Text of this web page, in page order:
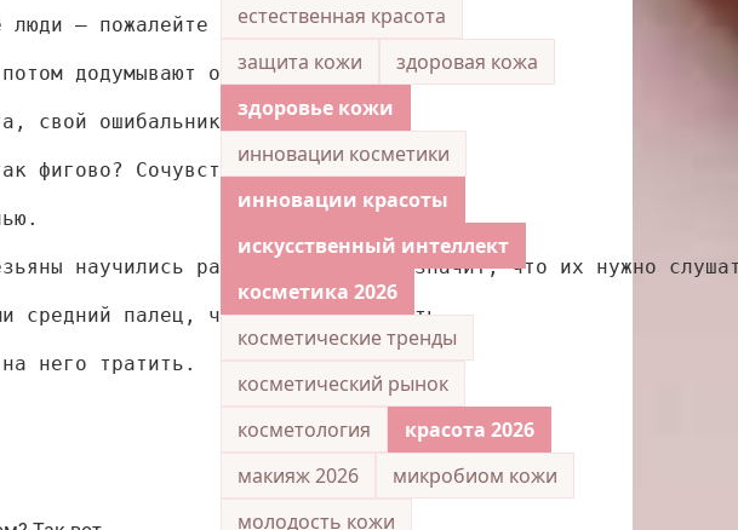
люди – пожалейте их.
додумывают остатком мозга.
свой ошибальник.
фигово? Сочувствую.
научились разговаривать, не значит, что их нужно
средний палец, чтобы отблагодарить.
него тратить.
естественная красота
защита кожи
здоровая кожа
здоровье кожи
инновации косметики
инновации красоты
искусственный интеллект
косметика 2026
косметические тренды
косметический рынок
косметология
красота 2026
макияж 2026
микробиом кожи
молодость кожи